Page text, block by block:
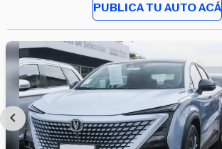
PUBLICA TU AUTO ACÁ